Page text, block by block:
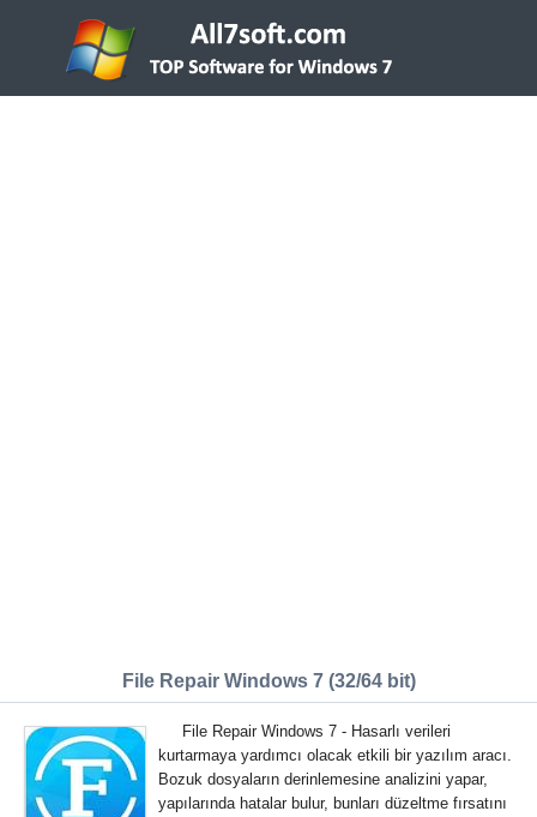
File Repair Windows 7 (32/64 bit)
File Repair Windows 7 - Hasarlı verileri
kurtarmaya yardımcı olacak etkili bir yazılım aracı.
Bozuk dosyaların derinlemesine analizini yapar,
yapılarında hatalar bulur, bunları düzeltme fırsatını